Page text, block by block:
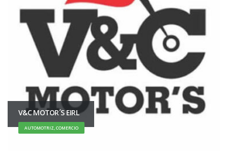
V&C MOTOR´S EIRL
AUTOMOTRIZ, COMERCIO